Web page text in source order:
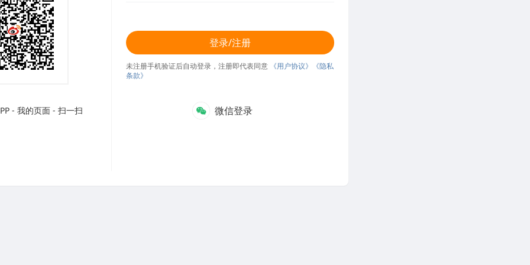
- 我的页面 - 扫一扫
登录/注册
未注册手机验证后自动登录，注册即代表同意 《用户协议》
《隐私
条款》
微信登录